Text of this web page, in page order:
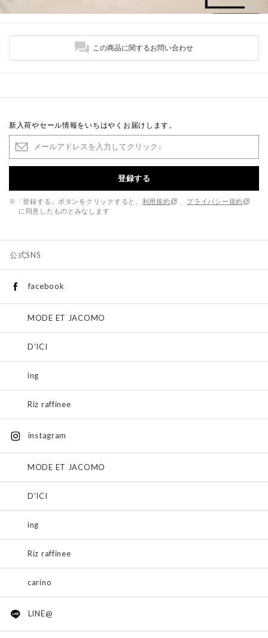
この商品に関するお問い合わせ
新入荷やセール情報をいちはやくお届けします。
登録する
※「登録する」ボタンをクリックすると、 利用規約
プライバシー規約
に同意したものとみなします
公式SNS
facebook
MODE ET JACOMO
D'ICI
ing
Riz raffinee
instagram
MODE ET JACOMO
D'ICI
ing
Riz raffinee
carino
LINE@